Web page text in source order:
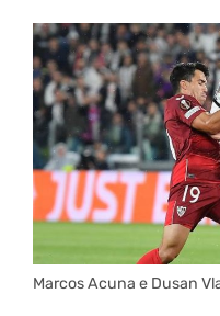
Marcos Acuna e Dusan